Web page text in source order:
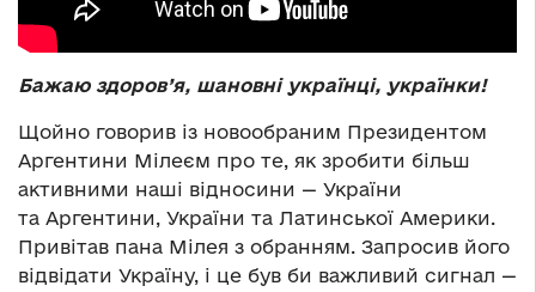
Бажаю здоров’я, шановні українці, українки!
Щойно говорив із новообраним Президентом
Аргентини Мілеєм про те, як зробити більш
активними наші відносини — України
та Аргентини, України та Латинської Америки.
Привітав пана Мілея з обранням. Запросив його
відвідати Україну, і це був би важливий сигнал —